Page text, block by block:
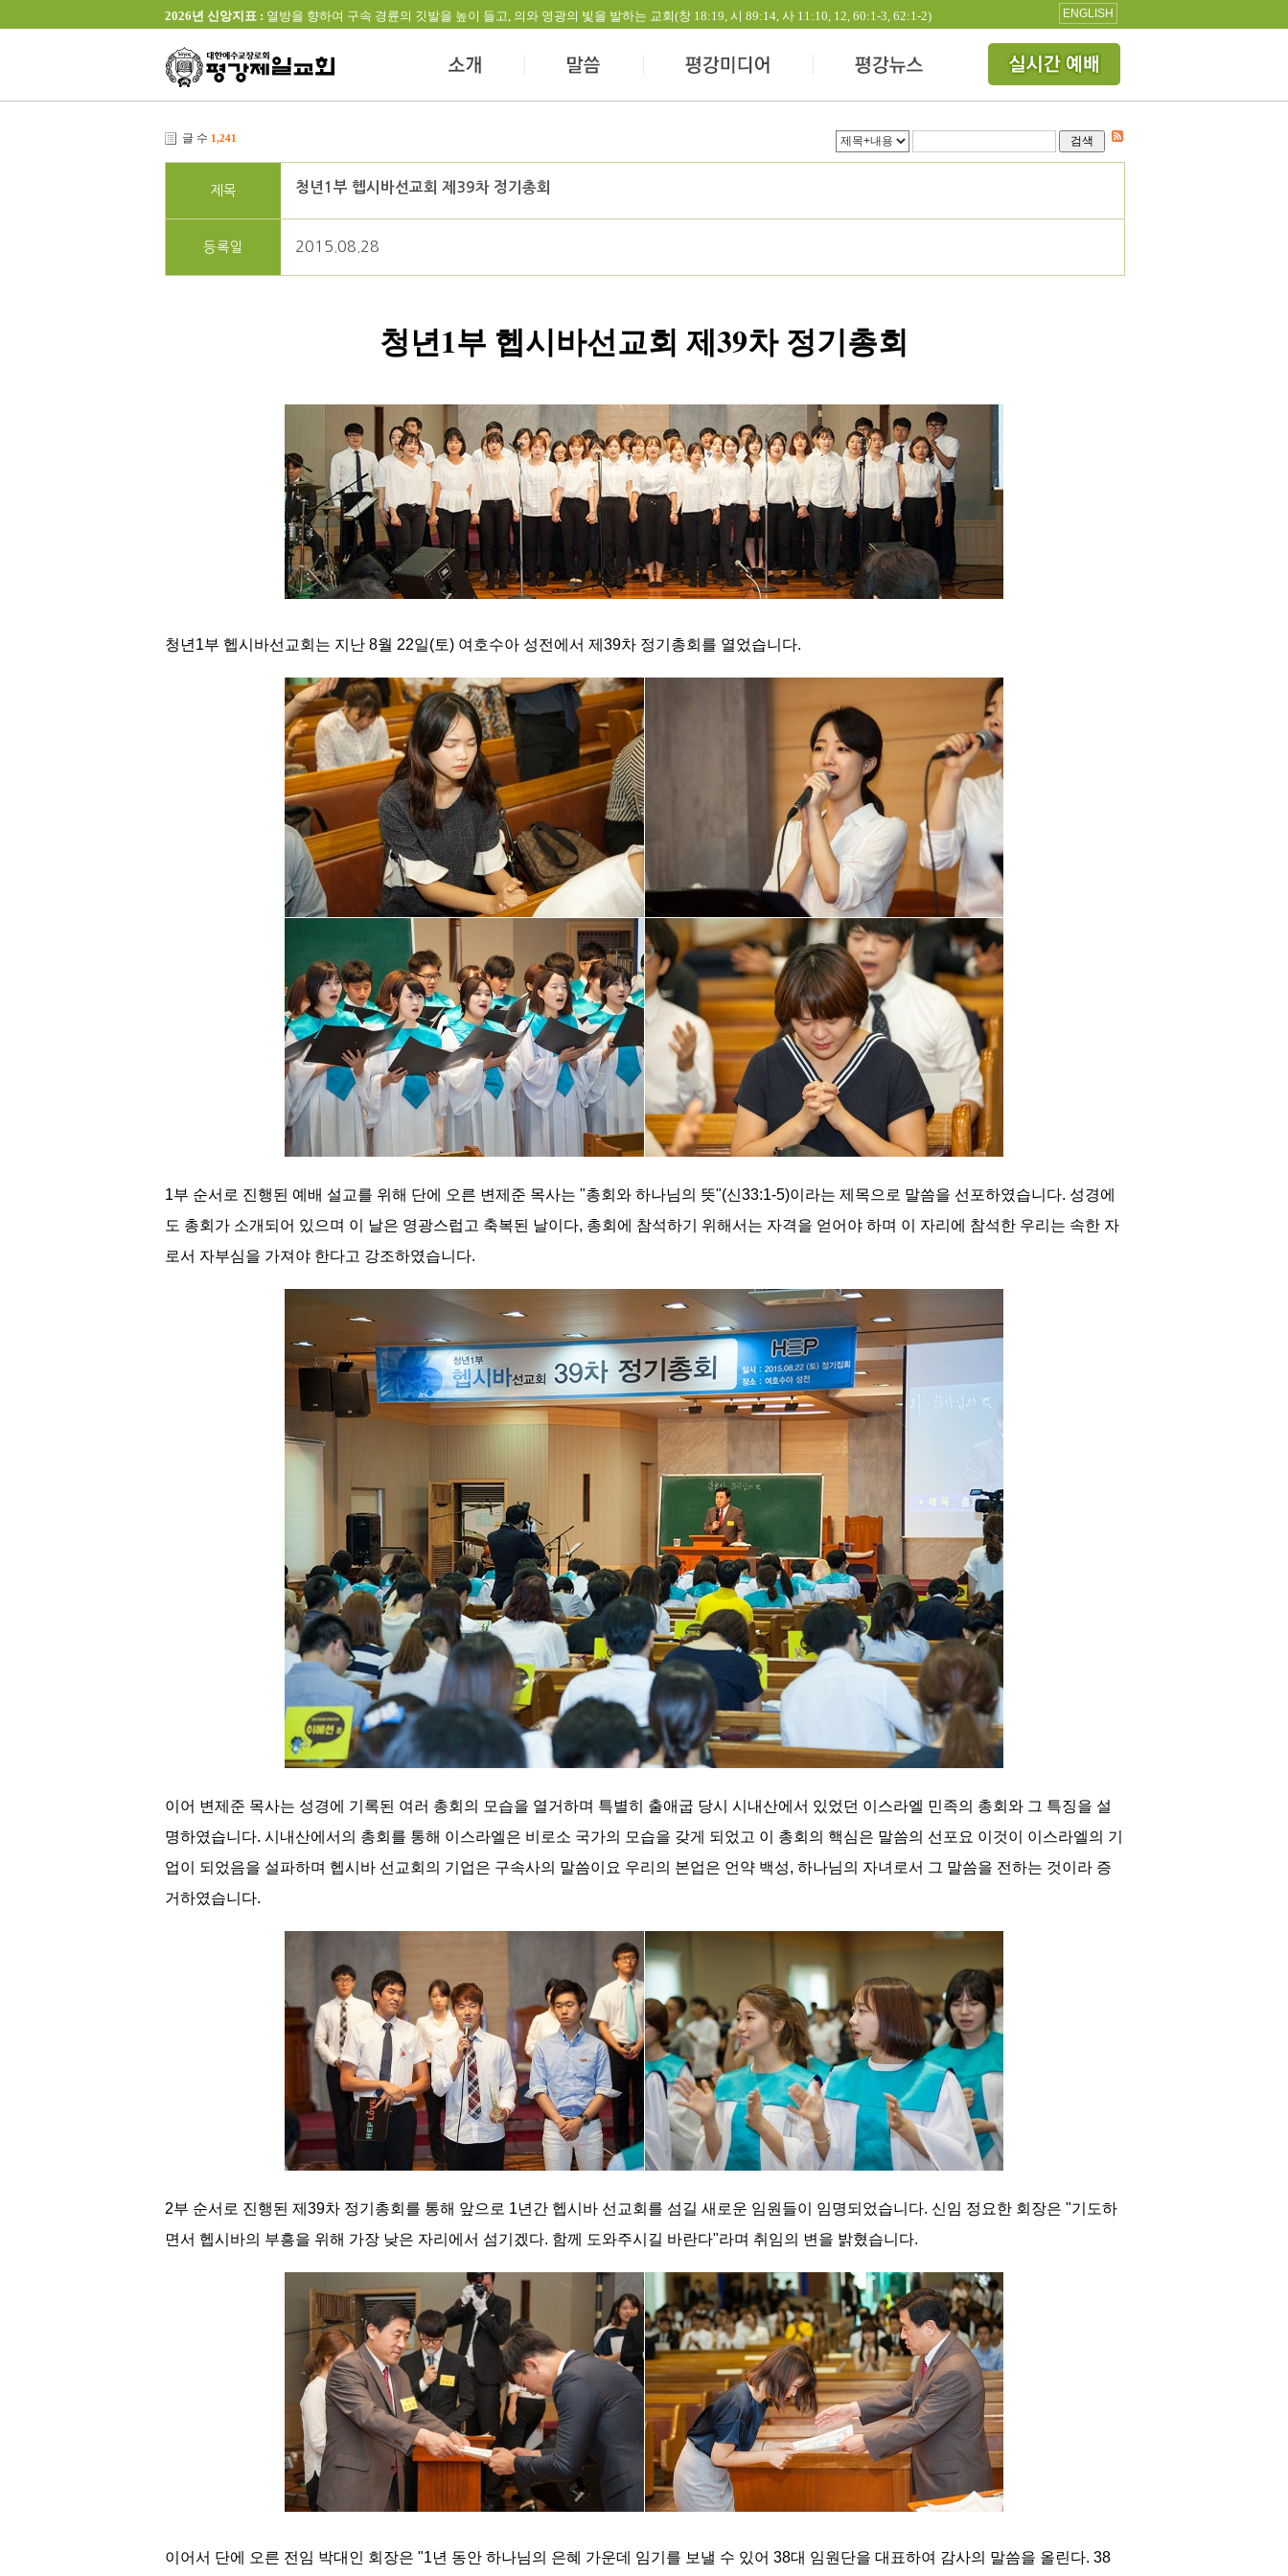
2026년 신앙지표 : 열방을 향하여 구속 경륜의 깃발을 높이 들고, 의와 영광의 빛을 발하는 교회(창 18:19, 시 89:14, 사 11:10, 12, 60:1-3, 62:1-2) ENGLISH
글 수 1,241 검색
제목 청년1부 헵시바선교회 제39차 정기총회
등록일 2015.08.28
청년1부 헵시바선교회 제39차 정기총회
청년1부 헵시바선교회는 지난 8월 22일(토) 여호수아 성전에서 제39차 정기총회를 열었습니다.
1부 순서로 진행된 예배 설교를 위해 단에 오른 변제준 목사는 "총회와 하나님의 뜻"(신33:1-5)이라는 제목으로 말씀을 선포하였습니다. 성경에
도 총회가 소개되어 있으며 이 날은 영광스럽고 축복된 날이다, 총회에 참석하기 위해서는 자격을 얻어야 하며 이 자리에 참석한 우리는 속한 자
로서 자부심을 가져야 한다고 강조하였습니다.
이어 변제준 목사는 성경에 기록된 여러 총회의 모습을 열거하며 특별히 출애굽 당시 시내산에서 있었던 이스라엘 민족의 총회와 그 특징을 설
명하였습니다. 시내산에서의 총회를 통해 이스라엘은 비로소 국가의 모습을 갖게 되었고 이 총회의 핵심은 말씀의 선포요 이것이 이스라엘의 기
업이 되었음을 설파하며 헵시바 선교회의 기업은 구속사의 말씀이요 우리의 본업은 언약 백성, 하나님의 자녀로서 그 말씀을 전하는 것이라 증
거하였습니다.
2부 순서로 진행된 제39차 정기총회를 통해 앞으로 1년간 헵시바 선교회를 섬길 새로운 임원들이 임명되었습니다. 신임 정요한 회장은 "기도하
면서 헵시바의 부흥을 위해 가장 낮은 자리에서 섬기겠다. 함께 도와주시길 바란다"라며 취임의 변을 밝혔습니다.
이어서 단에 오른 전임 박대인 회장은 "1년 동안 하나님의 은혜 가운데 임기를 보낼 수 있어 38대 임원단을 대표하여 감사의 말씀을 올린다. 38